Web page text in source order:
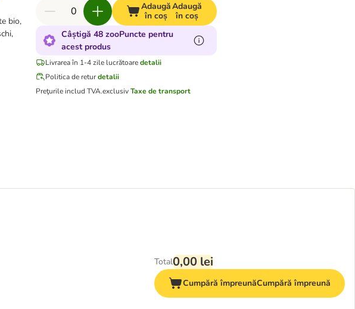
bio,
Adaugă
în coș
Adaugă
în coș
Câștigă 48 zooPuncte pentru
acest produs
Livrarea în 1-4 zile lucrătoare detalii
Politica de retur detalii
Preţurile includ TVA.exclusivTaxe de transport
Total0,00 lei
Cumpără împreunăCumpără împreună